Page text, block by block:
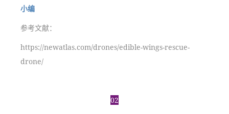
小编
参考文献：
https://newatlas.com/drones/edible-wings-rescue-
drone/
02